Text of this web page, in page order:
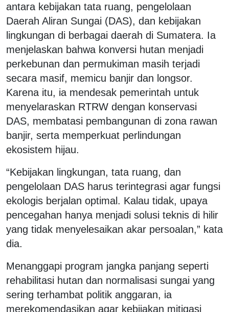
antara kebijakan tata ruang, pengelolaan
Daerah Aliran Sungai (DAS), dan kebijakan
lingkungan di berbagai daerah di Sumatera. Ia
menjelaskan bahwa konversi hutan menjadi
perkebunan dan permukiman masih terjadi
secara masif, memicu banjir dan longsor.
Karena itu, ia mendesak pemerintah untuk
menyelaraskan RTRW dengan konservasi
DAS, membatasi pembangunan di zona rawan
banjir, serta memperkuat perlindungan
ekosistem hijau.
“Kebijakan lingkungan, tata ruang, dan
pengelolaan DAS harus terintegrasi agar fungsi
ekologis berjalan optimal. Kalau tidak, upaya
pencegahan hanya menjadi solusi teknis di hilir
yang tidak menyelesaikan akar persoalan,” kata
dia.
Menanggapi program jangka panjang seperti
rehabilitasi hutan dan normalisasi sungai yang
sering terhambat politik anggaran, ia
merekomendasikan agar kebijakan mitigasi